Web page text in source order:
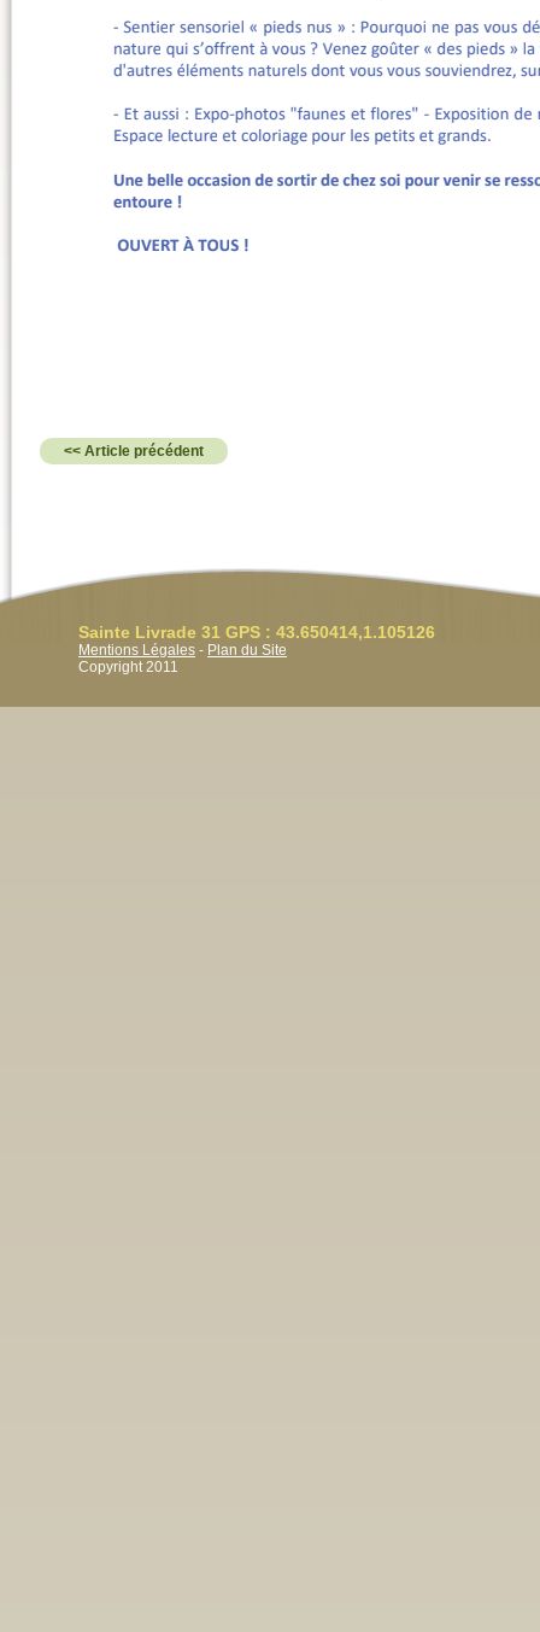
<< Article précédent
Sainte Livrade 31 GPS : 43.650414,1.105126
Mentions Légales - Plan du Site
Copyright 2011